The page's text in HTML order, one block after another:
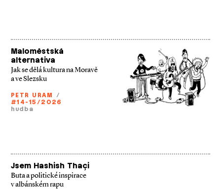
Maloměstská
alternativa
Jak se dělá kultura na Moravě
a ve Slezsku
PETR URAM /
#14-15/2026
hudba
Jsem Hashish Thaçi
Buta a politické inspirace
v albánském rapu